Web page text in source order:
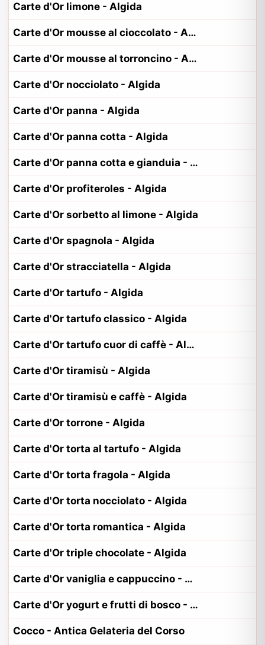
Carte d'Or limone - Algida
Carte d'Or mousse al cioccolato - Algida
Carte d'Or mousse al torroncino - Algida
Carte d'Or nocciolato - Algida
Carte d'Or panna - Algida
Carte d'Or panna cotta - Algida
Carte d'Or panna cotta e gianduia - Algida
Carte d'Or profiteroles - Algida
Carte d'Or sorbetto al limone - Algida
Carte d'Or spagnola - Algida
Carte d'Or stracciatella - Algida
Carte d'Or tartufo - Algida
Carte d'Or tartufo classico - Algida
Carte d'Or tartufo cuor di caffè - Algida
Carte d'Or tiramisù - Algida
Carte d'Or tiramisù e caffè - Algida
Carte d'Or torrone - Algida
Carte d'Or torta al tartufo - Algida
Carte d'Or torta fragola - Algida
Carte d'Or torta nocciolato - Algida
Carte d'Or torta romantica - Algida
Carte d'Or triple chocolate - Algida
Carte d'Or vaniglia e cappuccino - Algida
Carte d'Or yogurt e frutti di bosco - Algida
Cocco - Antica Gelateria del Corso